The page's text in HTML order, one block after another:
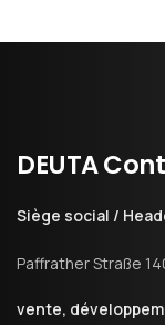
DEUTA
Siège social /
Paffrather Straße
vente,